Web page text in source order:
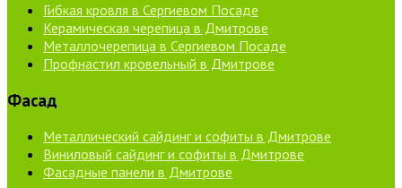
Гибкая кровля в Сергиевом Посаде
Керамическая черепица в Дмитрове
Металлочерепица в Сергиевом Посаде
Профнастил кровельный в Дмитрове
Фасад
Металлический сайдинг и софиты в Дмитрове
Виниловый сайдинг и софиты в Дмитрове
Фасадные панели в Дмитрове